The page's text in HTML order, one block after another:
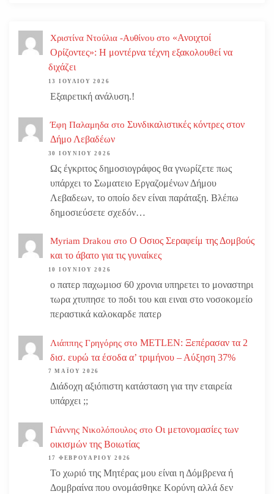
Χριστίνα Ντούλια -Αυθίνου στο «Ανοιχτοί
Ορίζοντες»: Η μοντέρνα τέχνη εξακολουθεί να
διχάζει
13 ΙΟΥΛΊΟΥ 2026
Εξαιρετική ανάλυση.!
Έφη Παλαμηδα στο Συνδικαλιστικές κόντρες στον
Δήμο Λεβαδέων
30 ΙΟΥΝΊΟΥ 2026
Ως έγκριτος δημοσιογράφος θα γνωρίζετε πως
υπάρχει το Σωματειο Εργαζομένων Δήμου
Λεβαδεων, το οποίο δεν είναι παράταξη. Βλέπω
δημοσιεύσετε σχεδόν…
Myriam Drakou στο Ο Οσιος Σεραφείμ της Δομβούς
και το άβατο για τις γυναίκες
10 ΙΟΥΝΊΟΥ 2026
ο πατερ παχωμιοσ 60 χρονια υπηρετει το μοναστηρι
τωρα χτυπησε το ποδι του και ειναι στο νοσοκομείο
περαστικά καλοκαρδε πατερ
Λιάππης Γρηγόρης στο METLEN: Ξεπέρασαν τα 2
δισ. ευρώ τα έσοδα α’ τριμήνου – Αύξηση 37%
7 ΜΑΪ́ΟΥ 2026
Διάδοχη αξιόπιστη κατάσταση για την εταιρεία
υπάρχει ;;
Γιάννης Νικολόπουλος στο Οι μετονομασίες των
οικισμών της Βοιωτίας
17 ΦΕΒΡΟΥΑΡΊΟΥ 2026
Το χωριό της Μητέρας μου είναι η Δόμβρενα ή
Δομβραίνα που ονομάσθηκε Κορύνη αλλά δεν